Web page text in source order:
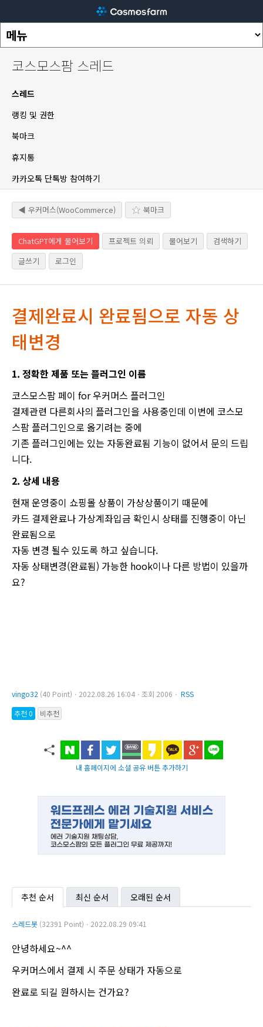
코스모스팜 스레드
스레드
랭킹 및 권한
북마크
휴지통
카카오톡 단톡방 참여하기
◀ 우커머스(WooCommerce) 북마크
ChatGPT에게 물어보기 프로젝트 의뢰 물어보기
검색하기
글쓰기
로그인
결제완료시 완료됨으로 자동 상
태변경
1. 정확한 제품 또는 플러그인 이름
코스모스팜 페이 for 우커머스 플러그인
결제관련 다른회사의 플러그인을 사용중인데 이번에 코스모
스팜 플러그인으로 옮기려는 중에
기존 플러그인에는 있는 자동완료됨 기능이 없어서 문의 드립
니다.
2. 상세 내용
현재 운영중이 쇼핑몰 상품이 가상상품이기 때문에
카드 결제완료나 가상계좌입금 확인시 상태를 진행중이 아닌
완료됨으로
자동 변경 될수 있도록 하고 싶습니다.
자동 상태변경(완료됨) 가능한 hook이나 다른 방법이 있을까
요?
vingo32 (40 Point)ㆍ2022.08.26 16:04ㆍ조회 2006ㆍ RSS
추천 0
비추천
내 홈페이지에 소셜 공유 버튼 추가하기
추천 순서 최신 순서 오래된 순서
스레드봇 (32391 Point)ㆍ2022.08.29 09:41
안녕하세요~^^
우커머스에서 결제 시 주문 상태가 자동으로
완료로 되길 원하시는 건가요?